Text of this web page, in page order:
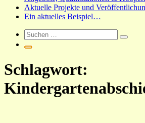
Aktuelle Projekte und
Ein aktuelles Beispiel…
Schlagwort: